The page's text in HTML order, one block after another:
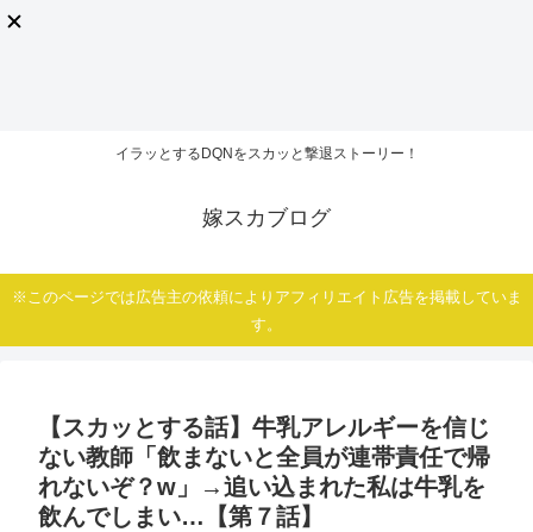
イラッとするDQNをスカッと撃退ストーリー！
嫁スカブログ
※このページでは広告主の依頼によりアフィリエイト広告を掲載していま
す。
【スカッとする話】牛乳アレルギーを信じ
ない教師「飲まないと全員が連帯責任で帰
れないぞ？w」→追い込まれた私は牛乳を
飲んでしまい…【第７話】